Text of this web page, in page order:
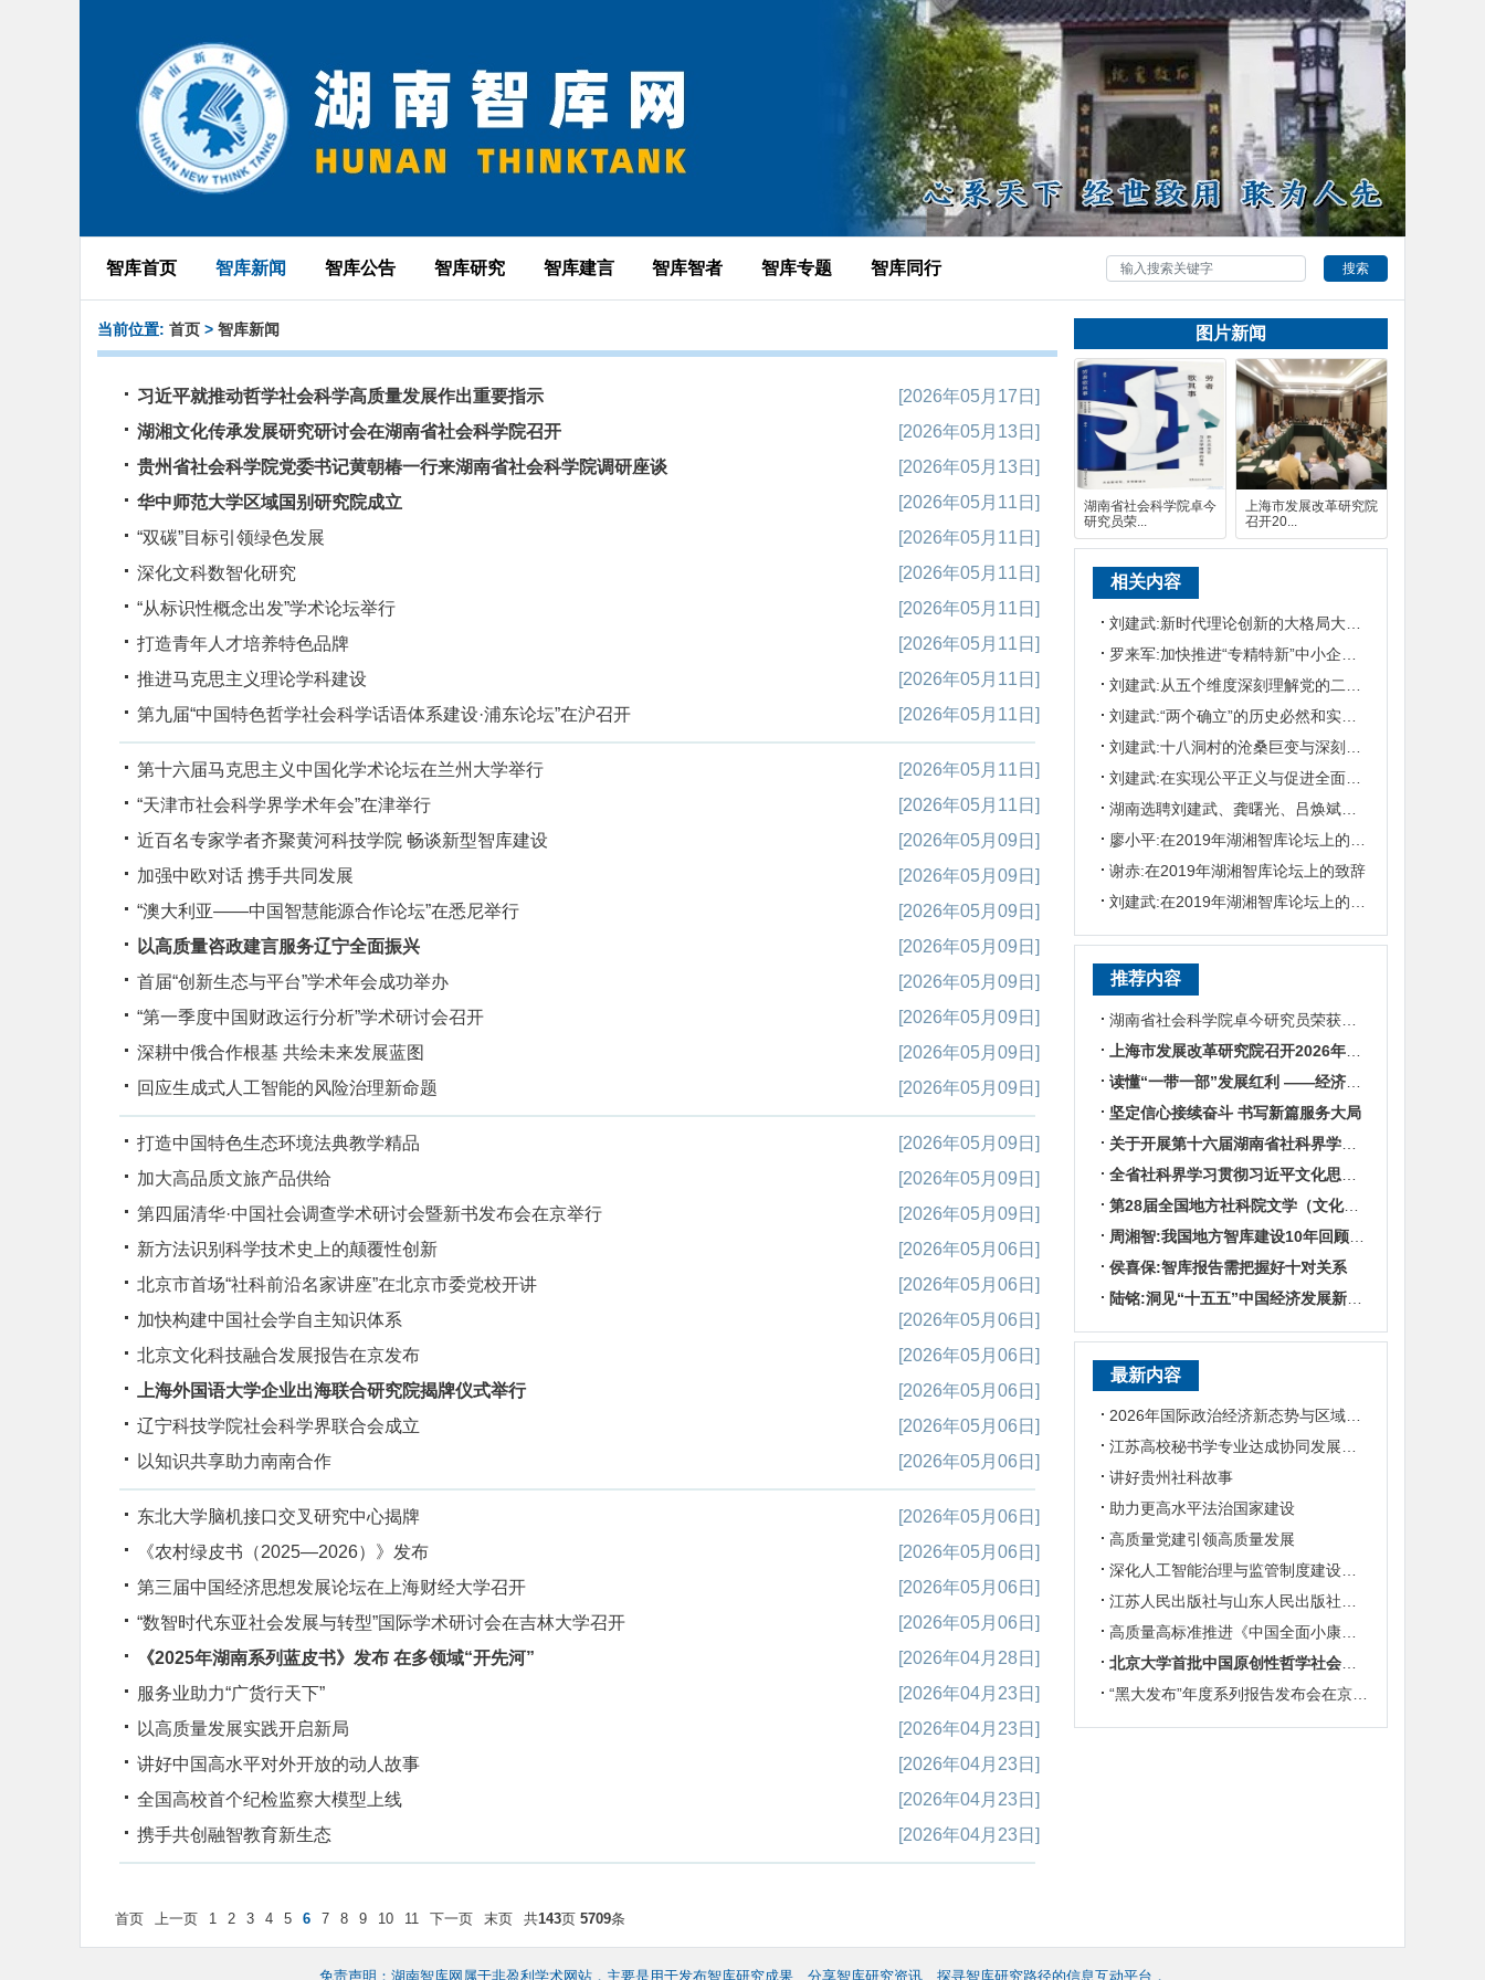
智库首页 智库新闻 智库公告 智库研究 智库建言 智库智者 智库专题 智库同行 搜索
当前位置: 首页 > 智库新闻
习近平就推动哲学社会科学高质量发展作出重要指示
[2026年05月17日]
湖湘文化传承发展研究研讨会在湖南省社会科学院召开
[2026年05月13日]
贵州省社会科学院党委书记黄朝椿一行来湖南省社会科学院调研座谈
[2026年05月13日]
华中师范大学区域国别研究院成立
[2026年05月11日]
“双碳”目标引领绿色发展
[2026年05月11日]
深化文科数智化研究
[2026年05月11日]
“从标识性概念出发”学术论坛举行
[2026年05月11日]
打造青年人才培养特色品牌
[2026年05月11日]
推进马克思主义理论学科建设
[2026年05月11日]
第九届“中国特色哲学社会科学话语体系建设·浦东论坛”在沪召开
[2026年05月11日]
第十六届马克思主义中国化学术论坛在兰州大学举行
[2026年05月11日]
“天津市社会科学界学术年会”在津举行
[2026年05月11日]
近百名专家学者齐聚黄河科技学院 畅谈新型智库建设
[2026年05月09日]
加强中欧对话 携手共同发展
[2026年05月09日]
“澳大利亚——中国智慧能源合作论坛”在悉尼举行
[2026年05月09日]
以高质量咨政建言服务辽宁全面振兴
[2026年05月09日]
首届“创新生态与平台”学术年会成功举办
[2026年05月09日]
“第一季度中国财政运行分析”学术研讨会召开
[2026年05月09日]
深耕中俄合作根基 共绘未来发展蓝图
[2026年05月09日]
回应生成式人工智能的风险治理新命题
[2026年05月09日]
打造中国特色生态环境法典教学精品
[2026年05月09日]
加大高品质文旅产品供给
[2026年05月09日]
第四届清华·中国社会调查学术研讨会暨新书发布会在京举行
[2026年05月09日]
新方法识别科学技术史上的颠覆性创新
[2026年05月06日]
北京市首场“社科前沿名家讲座”在北京市委党校开讲
[2026年05月06日]
加快构建中国社会学自主知识体系
[2026年05月06日]
北京文化科技融合发展报告在京发布
[2026年05月06日]
上海外国语大学企业出海联合研究院揭牌仪式举行
[2026年05月06日]
辽宁科技学院社会科学界联合会成立
[2026年05月06日]
以知识共享助力南南合作
[2026年05月06日]
东北大学脑机接口交叉研究中心揭牌
[2026年05月06日]
《农村绿皮书（2025—2026）》发布
[2026年05月06日]
第三届中国经济思想发展论坛在上海财经大学召开
[2026年05月06日]
“数智时代东亚社会发展与转型”国际学术研讨会在吉林大学召开
[2026年05月06日]
《2025年湖南系列蓝皮书》发布 在多领域“开先河”
[2026年04月28日]
服务业助力“广货行天下”
[2026年04月23日]
以高质量发展实践开启新局
[2026年04月23日]
讲好中国高水平对外开放的动人故事
[2026年04月23日]
全国高校首个纪检监察大模型上线
[2026年04月23日]
携手共创融智教育新生态
[2026年04月23日]
首页 上一页 1 2 3 4 5 6 7 8 9 10 11 下一页 末页 共143页 5709条
图片新闻
湖南省社会科学院卓今
研究员荣...
上海市发展改革研究院
召开20...
相关内容
刘建武:新时代理论创新的大格局大气象是怎样形成的
刘建武:“两个确立”的历史必然和实践要求
刘建武:在实现公平正义与促进全面发展中稳步前进
湖南选聘刘建武、龚曙光、吕焕斌等11名参事
谢赤:在2019年湖湘智库论坛上的致辞
推荐内容
湖南省社会科学院卓今研究员荣获第九届鲁迅文学奖
上海市发展改革研究院召开2026年半年度工作会议
读懂“一带一部”发展红利 ——经济学专家谈湖南区位优势
坚定信心接续奋斗 书写新篇服务大局
关于开展第十六届湖南省社科界学术年会征文活动的通知
第28届全国地方社科院文学（文化）所所长联席会暨“数智时代地方文化IP建设”学术研讨
周湘智:我国地方智库建设10年回顾与展望
侯喜保:智库报告需把握好十对关系
陆铭:洞见“十五五”中国经济发展新趋势——对话上海交通大学中国发展研究院执行院长陆铭
最新内容
2026年国际政治经济新态势与区域国别学学科建设研讨会在贵州大学召开
江苏高校秘书学专业达成协同发展共识
讲好贵州社科故事
助力更高水平法治国家建设
高质量党建引领高质量发展
深化人工智能治理与监管制度建设研究
江苏人民出版社与山东人民出版社携手共建抗战史人工智能数据库
高质量高标准推进《中国全面小康志》（总志）编纂工作
北京大学首批中国原创性哲学社会科学重点教材“中国系列”新书发布
“黑大发布”年度系列报告发布会在京举行
免责声明：湖南智库网属于非盈利学术网站，主要是用于发布智库研究成果、分享智库研究资讯、探寻智库研究路径的信息互动平台，